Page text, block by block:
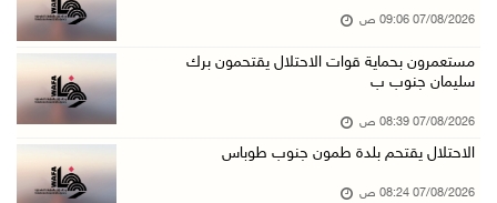
وزير الداخلية يبحث مع مكافحة المخدرات الدولي ...
06/آب/2026 10:01 م
07/08/2026 09:06 ص
مستعمرون بحماية قوات الاحتلال يقتحمون برك
سليمان جنوب ب
07/08/2026 08:39 ص
الاحتلال يقتحم بلدة طمون جنوب طوباس
07/08/2026 08:24 ص